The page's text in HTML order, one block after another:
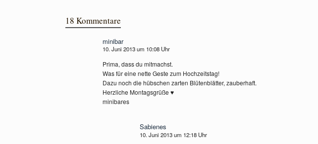
18 Kommentare
minibar
10. Juni 2013 um 10:08 Uhr
Prima, dass du mitmachst.
Was für eine nette Geste zum Hochzeitstag!
Dazu noch die hübschen zarten Blütenblätter, zauberhaft.
Herzliche Montagsgrüße ♥
minibares
Sabienes
10. Juni 2013 um 12:18 Uhr